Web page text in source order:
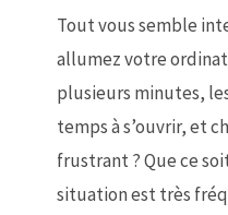
Tout vous semble
allumez votre
plusieurs minutes,
temps à s’ouvrir, et
frustrant ? Que ce
situation est très